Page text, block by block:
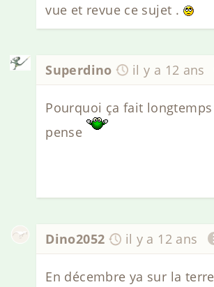
vue et revue ce sujet .
Superdino il y a 12 ans
Pourquoi ça fait
pense
Dino2052 il y a 12 ans
En décembre ya sur la